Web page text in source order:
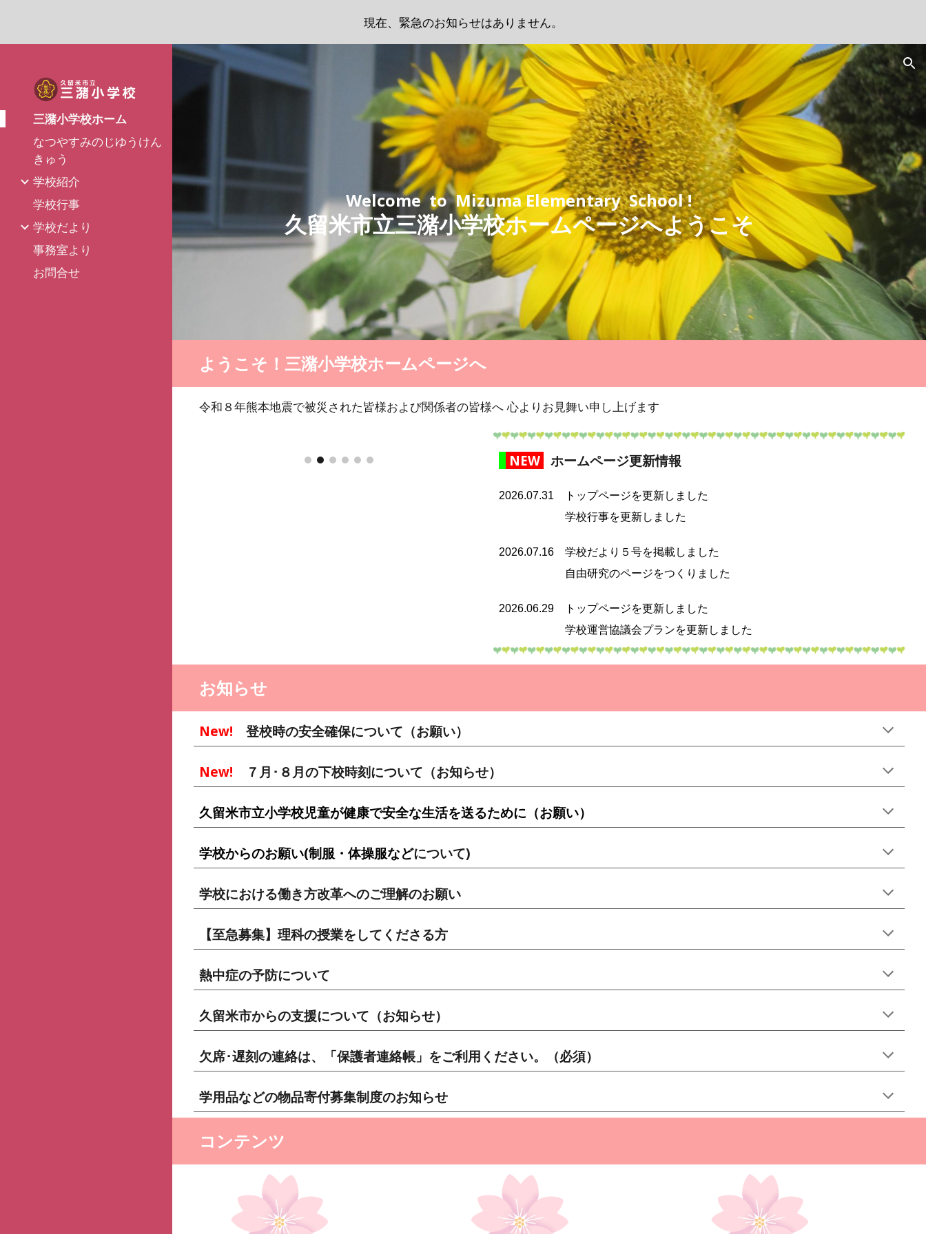
Skip to main content Skip to navigation
現在、緊急のお知らせはありません。
三潴小学校ホーム
なつやすみのじゆうけん
きゅう
学校紹介
学校行事
学校だより
事務室より
お問合せ
Welcome to Mizuma Elementary School !
久留米市立三潴小学校ホームページへようこそ
ようこそ！三潴小学校ホームページへ
令和８年熊本地震で被災された皆様および関係者の皆様へ 心よりお見舞い申し上げます
NEW ホームページ更新情報
2026.07.31 トップページを更新しました
学校行事を更新し ました
2026.07.16 学校だより５号を掲載しました
自由研究のページをつくりました
2026.06.29 トップページを更新しました
学校運営協議会プランを更新しました
お知らせ
New! 登校時の安全確保について（お願い）
New! ７ 月･８月の下校時刻について（お知らせ）
久留米市立小学校児童が健康で安全な生活を送るために（お願い）
学校からのお願い(制服・体操服などについて)
学校における働き方改革へのご理解のお願い
【至急募集】理科の授業をしてくださる方
熱中症の予防について
久留米市からの支援について（お知らせ）
欠席･遅刻の連絡は、 「保護者連絡帳」 をご利用ください。（必須）
学用品などの物品寄付募集制度のお知らせ
コンテンツ